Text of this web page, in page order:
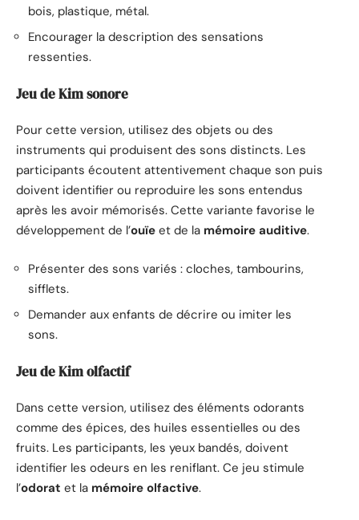
bois, plastique, métal.
Encourager la description des sensations
ressenties.
Jeu de Kim sonore
Pour cette version, utilisez des objets ou des
instruments qui produisent des sons distincts. Les
participants écoutent attentivement chaque son puis
doivent identifier ou reproduire les sons entendus
après les avoir mémorisés. Cette variante favorise le
développement de l’ouïe et de la mémoire auditive.
Présenter des sons variés : cloches, tambourins,
sifflets.
Demander aux enfants de décrire ou imiter les
sons.
Jeu de Kim olfactif
Dans cette version, utilisez des éléments odorants
comme des épices, des huiles essentielles ou des
fruits. Les participants, les yeux bandés, doivent
identifier les odeurs en les reniflant. Ce jeu stimule
l’odorat et la mémoire olfactive.